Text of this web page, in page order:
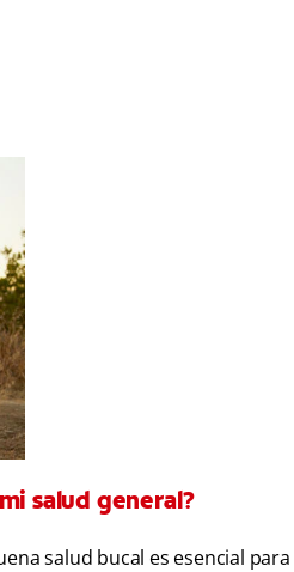
salud general?
salud bucal es esencial